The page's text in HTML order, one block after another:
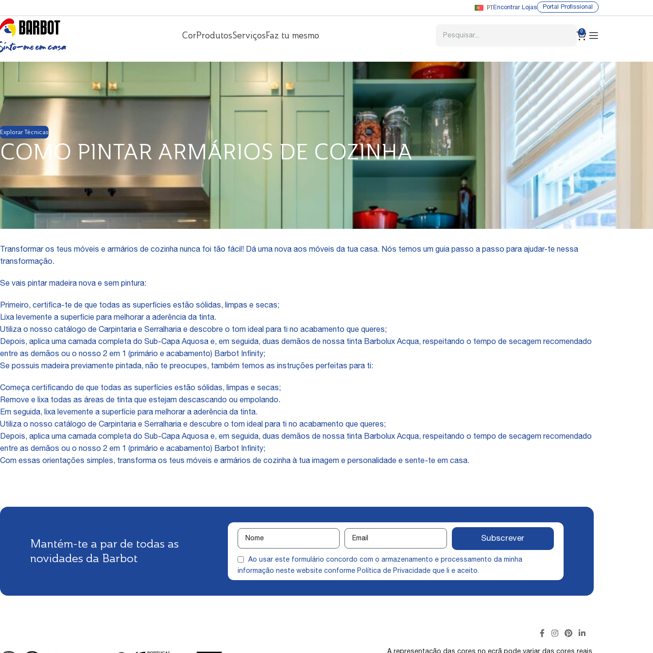
PTEncontrar Lojas Portal Profissional
CorProdutosServiçosFaz tu mesmo 0
Explorar Técnicas
COMO PINTAR ARMÁRIOS DE COZINHA
Transformar os teus móveis e armários de cozinha nunca foi tão fácil! Dá uma nova aos móveis da tua casa. Nós temos um guia passo a passo para ajudar-te nessa
transformação.
Se vais pintar madeira nova e sem pintura:
Primeiro, certifica-te de que todas as superfícies estão sólidas, limpas e secas;
Lixa levemente a superfície para melhorar a aderência da tinta.
Utiliza o nosso catálogo de Carpintaria e Serralharia e descobre o tom ideal para ti no acabamento que queres;
Depois, aplica uma camada completa do Sub-Capa Aquosa e, em seguida, duas demãos de nossa tinta Barbolux Acqua, respeitando o tempo de secagem recomendado
entre as demãos ou o nosso 2 em 1 (primário e acabamento) Barbot Infinity;
Se possuis madeira previamente pintada, não te preocupes, também temos as instruções perfeitas para ti:
Começa certificando de que todas as superfícies estão sólidas, limpas e secas;
Remove e lixa todas as áreas de tinta que estejam descascando ou empolando.
Em seguida, lixa levemente a superfície para melhorar a aderência da tinta.
Utiliza o nosso catálogo de Carpintaria e Serralharia e descubre o tom ideal para ti no acabamento que queres;
Depois, aplica uma camada completa do Sub-Capa Aquosa e, em seguida, duas demãos de nossa tinta Barbolux Acqua, respeitando o tempo de secagem recomendado
entre as demãos ou o nosso 2 em 1 (primário e acabamento) Barbot Infinity;
Com essas orientações simples, transforma os teus móveis e armários de cozinha à tua imagem e personalidade e sente-te em casa.
Mantém-te a par de todas as
novidades da Barbot
Ao usar este formulário concordo com o armazenamento e processamento da minha
informação neste website conforme Política de Privacidade que li e aceito.
Subscrever